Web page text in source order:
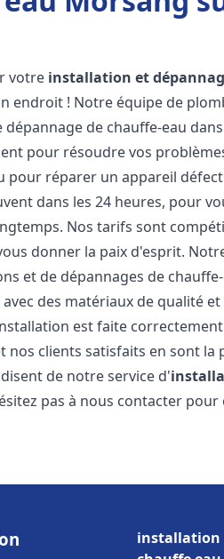
votre installation et
endroit ! Notre équipe de
de chauffe-eau
pour résoudre vos
pour réparer un appareil
dans les 24 heures, pour
Nos tarifs sont
donner la paix d'esprit.
et de dépannages de
des matériaux de qualité
est faite
clients satisfaits en sont la
de notre service d'
pas à nous contacter
installation